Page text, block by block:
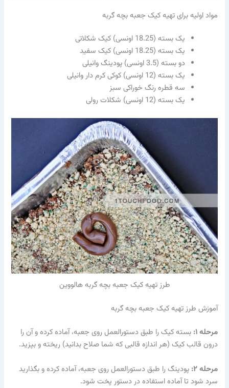
مواد اولیه برای تهیه کیک جعبه بچه گربه
یک بسته (18.25 اونسی) کیک شکلاتی
یک بسته (18.25 اونسی) کیک سفید
دو بسته (3.5 اونسی) پودینگ وانیلی
یک بسته (12 اونسی) کوکی کرم دار وانیلی
سه قطره رنگ خوراکی سبز
یک بسته (12 اونسی) شکلات رولی
طرز تهیه کیک جعبه بچه گربه هالووین
آموزش طرز تهیه کیک جعبه بچه گربه
مرحله ۱: بسته کیک را طبق دستورالعمل روی جعبه، آماده کرده و آن را
درون قالب کیک (هر اندازه قالبی که شما صلاح بدانید) ریخته و بپزید.
مرحله ۲:
پودینگ را طبق دستورالعمل روی جعبه، آماده کرده و بگذارید
سرد شود تا آماده استفاده در دستور پخت شود.